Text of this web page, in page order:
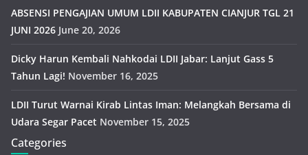
ABSENSI PENGAJIAN UMUM LDII KABUPATEN CIANJUR TGL 21
JUNI 2026 June 20, 2026
Dicky Harun Kembali Nahkodai LDII Jabar: Lanjut Gass 5
Tahun Lagi! November 16, 2025
LDII Turut Warnai Kirab Lintas Iman: Melangkah Bersama di
Udara Segar Pacet November 15, 2025
Categories